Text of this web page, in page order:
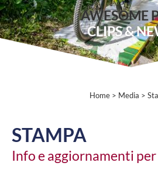
AWESOME
CLIPS &
Home> Media >
STAMPA
Info e aggiornamenti